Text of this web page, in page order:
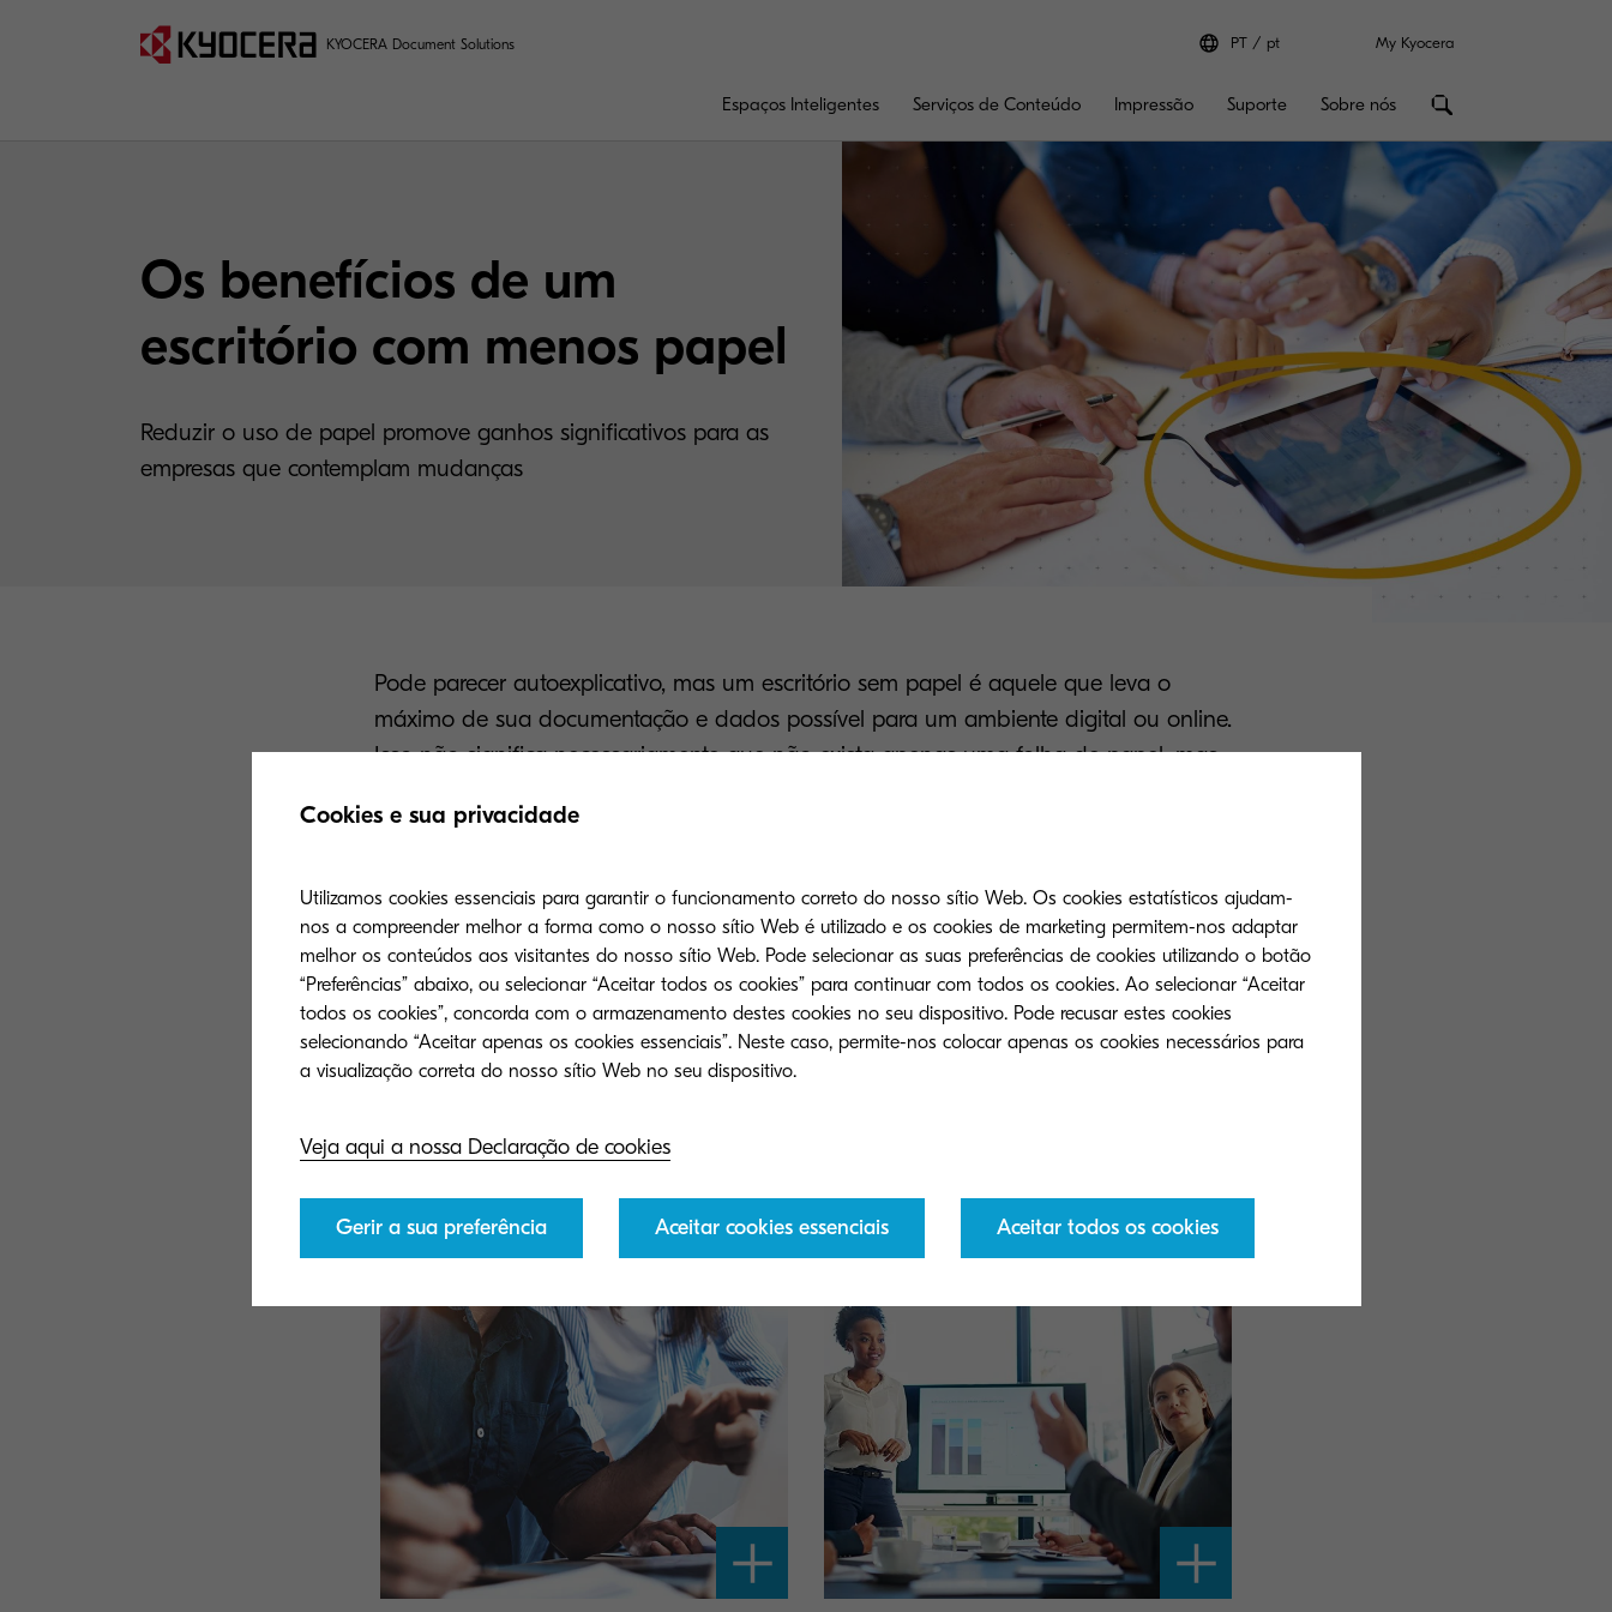
KYOCERA Document Solutions PT pt My Kyocera
Espaços Inteligentes Serviços de Conteúdo Impressão Suporte Sobre nós
Os benefícios de um
escritório com menos papel
Reduzir o uso de papel promove ganhos significativos para as
empresas que contemplam mudanças
Pode parecer autoexplicativo, mas um escritório sem papel é aquele que leva o
máximo de sua documentação e dados possível para um ambiente digital ou online.
Isso não significa necessariamente que não exista apenas uma folha de papel, mas
O impacto de tal transformação para um negócio pode ser enorme, levando ao
ser considerado. No entanto, é compreensível que algumas empresas tenham
relutado em fazer a mudança.
Impressão ou digital?
para alcançar com êxito um escritório com menos papel.
Cookies e sua privacidade
Utilizamos cookies essenciais para garantir o funcionamento correto do nosso sítio Web. Os cookies estatísticos ajudam-
nos a compreender melhor a forma como o nosso sítio Web é utilizado e os cookies de marketing permitem-nos adaptar
melhor os conteúdos aos visitantes do nosso sítio Web. Pode selecionar as suas preferências de cookies utilizando o botão
“Preferências” abaixo, ou selecionar “Aceitar todos os cookies” para continuar com todos os cookies. Ao selecionar “Aceitar
todos os cookies”, concorda com o armazenamento destes cookies no seu dispositivo. Pode recusar estes cookies
selecionando “Aceitar apenas os cookies essenciais”. Neste caso, permite-nos colocar apenas os cookies necessários para
a visualização correta do nosso sítio Web no seu dispositivo.
Veja aqui a nossa Declaração de cookies
Gerir a sua preferência Aceitar cookies essenciais Aceitar todos os cookies